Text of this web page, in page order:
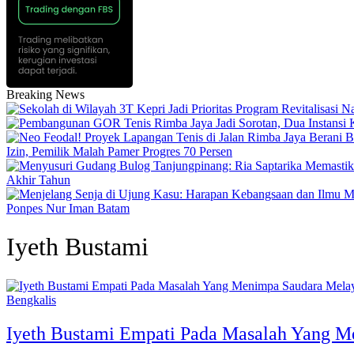
Breaking News
Izin, Pemilik Malah Pamer Progres 70 Persen
Akhir Tahun
Ponpes Nur Iman Batam
Iyeth Bustami
Bengkalis
Iyeth Bustami Empati Pada Masalah Yang